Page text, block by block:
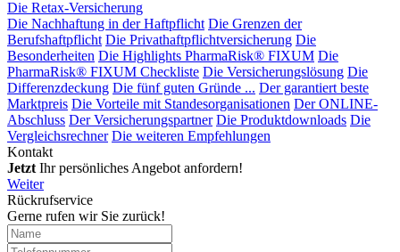
Die Retax-Versicherung
Die Nachhaftung in der Haftpflicht Die Grenzen der
Berufshaftpflicht Die Privathaftpflichtversicherung Die
Besonderheiten Die Highlights PharmaRisk® FIXUM Die
PharmaRisk® FIXUM Checkliste Die Versicherungslösung Die
Differenzdeckung Die fünf guten Gründe ... Der garantiert beste
Marktpreis Die Vorteile mit Standesorganisationen Der ONLINE-
Abschluss Der Versicherungspartner Die Produktdownloads Die
Vergleichsrechner Die weiteren Empfehlungen
Kontakt
Jetzt Ihr persönliches Angebot anfordern!
Weiter
Rückrufservice
Gerne rufen wir Sie zurück!